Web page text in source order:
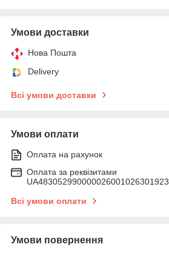
Умови доставки
Нова Пошта
Delivery
Всі умови доставки
Умови оплати
Оплата на рахунок
Оплата за реквізитами
UA483052990000026001026301923
Всі умови оплати
Умови повернення